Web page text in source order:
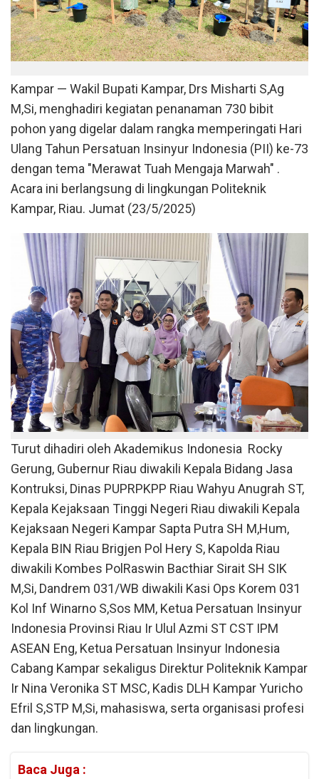
Kampar — Wakil Bupati Kampar, Drs Misharti S,Ag
M,Si, menghadiri kegiatan penanaman 730 bibit
pohon yang digelar dalam rangka memperingati Hari
Ulang Tahun Persatuan Insinyur Indonesia (PII) ke-73
dengan tema "Merawat Tuah Mengaja Marwah" .
Acara ini berlangsung di lingkungan Politeknik
Kampar, Riau. Jumat (23/5/2025)
Turut dihadiri oleh Akademikus Indonesia Rocky
Gerung, Gubernur Riau diwakili Kepala Bidang Jasa
Kontruksi, Dinas PUPRPKPP Riau Wahyu Anugrah ST,
Kepala Kejaksaan Tinggi Negeri Riau diwakili Kepala
Kejaksaan Negeri Kampar Sapta Putra SH M,Hum,
Kepala BIN Riau Brigjen Pol Hery S, Kapolda Riau
diwakili Kombes PolRaswin Bacthiar Sirait SH SIK
M,Si, Dandrem 031/WB diwakili Kasi Ops Korem 031
Kol Inf Winarno S,Sos MM, Ketua Persatuan Insinyur
Indonesia Provinsi Riau Ir Ulul Azmi ST CST IPM
ASEAN Eng, Ketua Persatuan Insinyur Indonesia
Cabang Kampar sekaligus Direktur Politeknik Kampar
Ir Nina Veronika ST MSC, Kadis DLH Kampar Yuricho
Efril S,STP M,Si, mahasiswa, serta organisasi profesi
dan lingkungan.
Baca Juga :